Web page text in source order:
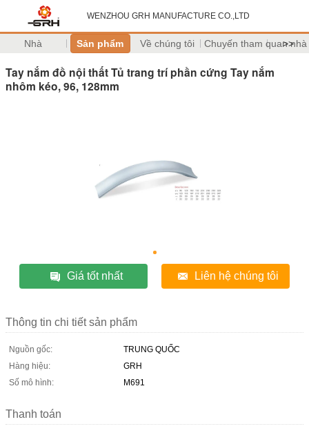
WENZHOU GRH MANUFACTURE CO.,LTD
Nhà Sản phẩm Về chúng tôi Chuyến tham quan nhà
>>
Tay nắm đồ nội thất Tủ trang trí phần cứng Tay nắm
nhôm kéo, 96, 128mm
Giá tốt nhất Liên hệ chúng tôi
Thông tin chi tiết sản phẩm
Nguồn gốc:
TRUNG QUỐC
Hàng hiệu:
GRH
Số mô hình:
M691
Thanh toán